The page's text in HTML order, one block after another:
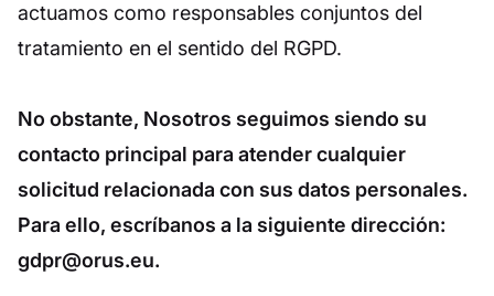
actuamos como responsables conjuntos del
tratamiento en el sentido del RGPD.
No obstante, Nosotros seguimos siendo su
contacto principal para atender cualquier
solicitud relacionada con sus datos personales.
Para ello, escríbanos a la siguiente dirección:
gdpr@orus.eu.